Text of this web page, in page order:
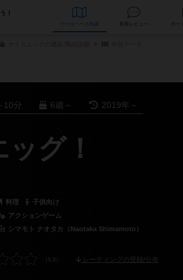
！
データベース
10分 6歳～ 2019年～
グ！
料理
子供向け
アクションゲーム
シマモト ナオタカ（Naotaka Shimamoto）
レーティングの登録/分布